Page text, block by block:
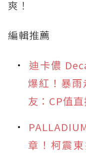
爽！
編輯推薦
迪卡儂
爆紅！暴
友：CP值
章！柯震